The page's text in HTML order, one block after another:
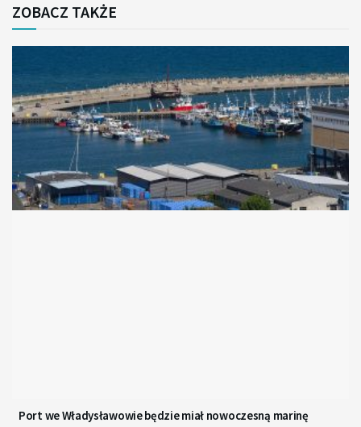
ZOBACZ TAKŻE
Port we Władysławowie będzie miał nowoczesną marinę